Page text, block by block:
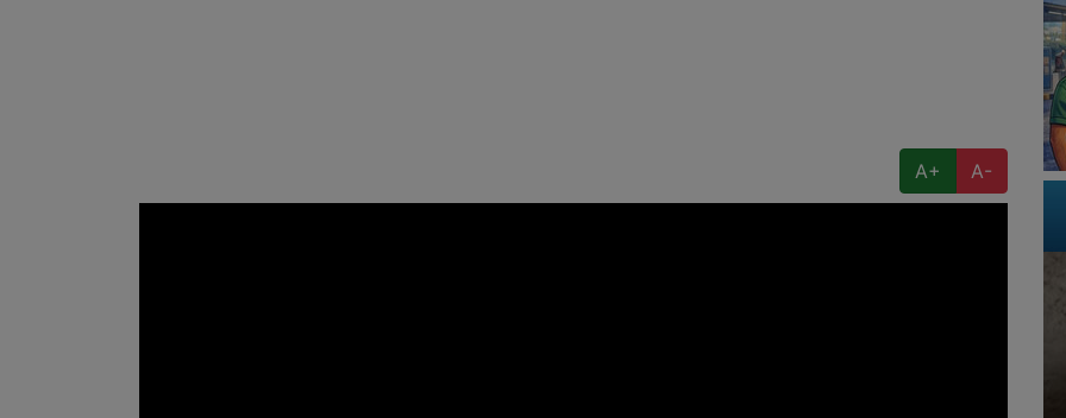
A+ A-